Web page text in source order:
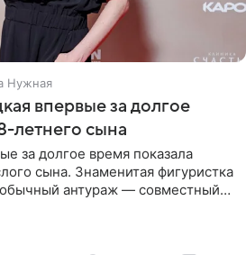
Нужная
впервые за долгое
летнего сына
за долгое время показала
сына. Знаменитая фигуристка
антураж — совместный